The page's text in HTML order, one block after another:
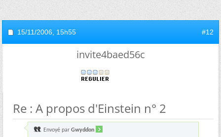
15/11/2006, 15h55 #12
invite4baed56c
Re : A propos d'Einstein n° 2
Envoyé par Gwyddon